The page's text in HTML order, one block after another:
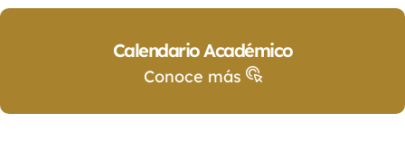
Calendario Académico
Conoce más